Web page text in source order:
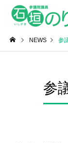
NEWS 参
参